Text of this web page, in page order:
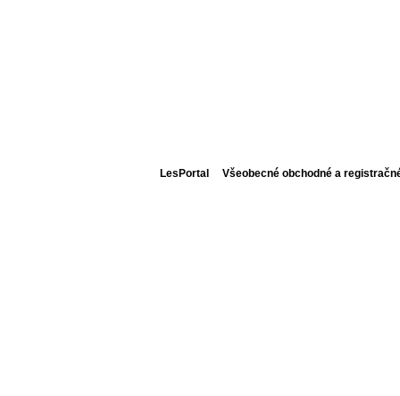
LesPortal Všeobecné obchodné a